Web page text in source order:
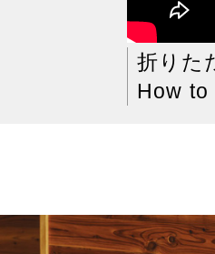
折りた
How